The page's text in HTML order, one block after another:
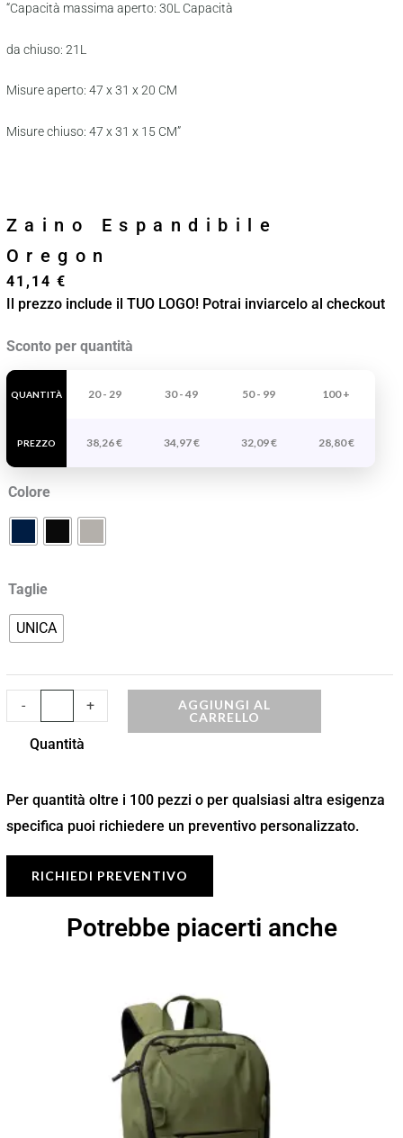
“Capacità massima aperto: 30L Capacità
da chiuso: 21L
Misure aperto: 47 x 31 x 20 CM
Misure chiuso: 47 x 31 x 15 CM”
Zaino Espandibile
Oregon
41,14 €
Il prezzo include il TUO LOGO! Potrai inviarcelo al checkout
Sconto per quantità
QUANTITÀ
PREZZO
20 - 29 30 - 49 50 - 99 100 +
38,26€ 34,97€ 32,09€ 28,80€
Colore
Taglie
UNICA
-
Zaino
Espandibile
Oregon
+
AGGIUNGI AL
CARRELLO
Quantità
Per quantità oltre i 100 pezzi o per qualsiasi altra esigenza
specifica puoi richiedere un preventivo personalizzato.
RICHIEDI PREVENTIVO
Potrebbe piacerti anche
a
17,05 €